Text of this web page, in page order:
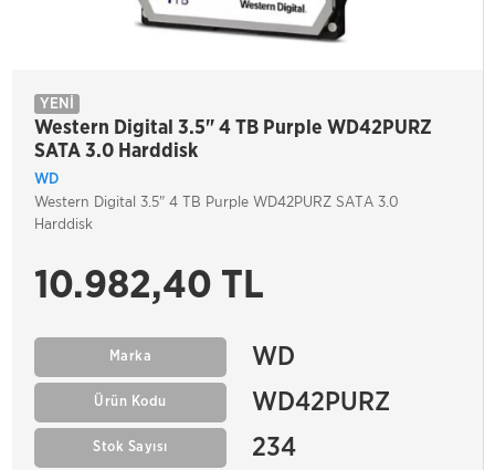
YENİ
Western Digital 3.5" 4 TB Purple WD42PURZ
SATA 3.0 Harddisk
WD
Western Digital 3.5" 4 TB Purple WD42PURZ SATA 3.0
Harddisk
10.982,40 TL
Marka WD
Ürün Kodu WD42PURZ
Stok Sayısı 234